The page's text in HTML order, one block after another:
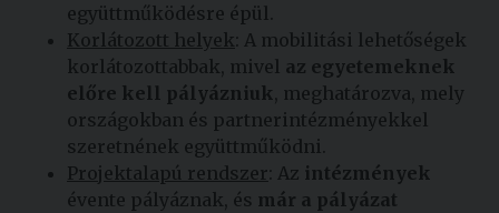
együttműködésre épül.
Korlátozott helyek: A mobilitási lehetőségek
korlátozottabbak, mivel az egyetemeknek
előre kell pályázniuk, meghatározva, mely
országokban és partnerintézményekkel
szeretnének együttműködni.
Projektalapú rendszer: Az intézmények
évente pályáznak, és már a pályázat